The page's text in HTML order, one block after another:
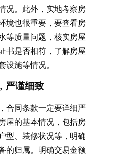
况。此外，实地考察房
境也很重要，要查看房
等质量问题，核实房屋
书是否相符，了解房屋
设施等情况。
严谨细致
合同条款一定要详细严
屋的基本情况，包括房
型、装修状况等，明确
的归属。明确交易金额